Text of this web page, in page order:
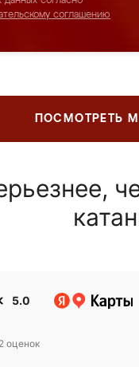
соглашению
ПОСМОТРЕТЬ
5.0
оценок